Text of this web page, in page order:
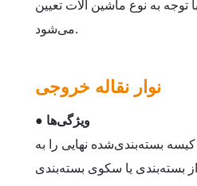
توجه به نوع ماشین آلات تعیین
می‌شود.
نوار نقاله خروجی
● ویژگی‌ها
کیسه بسته‌بندی‌شده نهایی را به
یا سکوی بسته‌بندی